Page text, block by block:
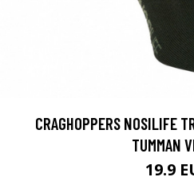
CRAGHOPPERS NOSILIFE
TUMMAN
19.9